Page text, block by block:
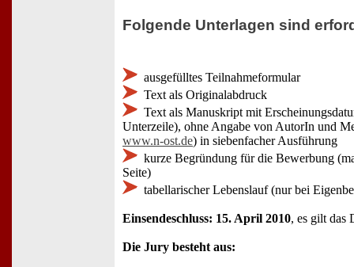
Folgende Unterlagen sind
ausgefülltes Teilnahmeformular
Text als Originalabdruck
Text als Manuskript mit
Unterzeile), ohne Angabe von AutorIn und
www.n-ost.de) in siebenfacher Ausführung
kurze Begründung für die Bewerbung
Seite)
tabellarischer Lebenslauf (nur bei
Einsendeschluss: 15. April 2010, es gilt das
Die Jury besteht aus: